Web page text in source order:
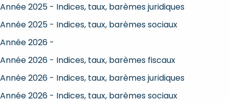
Année 2025 - Indices, taux, barèmes juridiques
Année 2025 - Indices, taux, barèmes sociaux
Année 2026 -
Année 2026 - Indices, taux, barèmes fiscaux
Année 2026 - Indices, taux, barèmes juridiques
Année 2026 - Indices, taux, barèmes sociaux